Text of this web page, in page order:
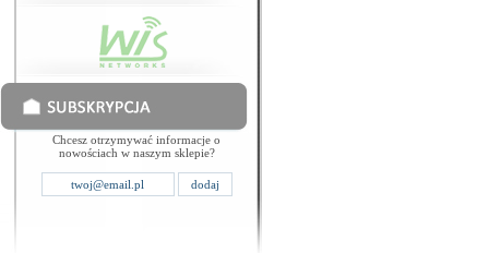
Chcesz otrzymywać informacje o
nowościach w naszym sklepie?